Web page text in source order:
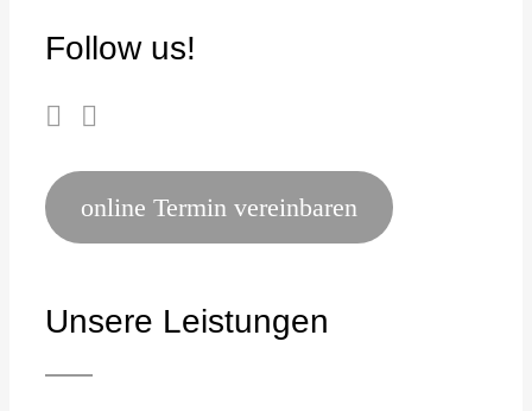
Follow us!
online Termin vereinbaren
Unsere Leistungen